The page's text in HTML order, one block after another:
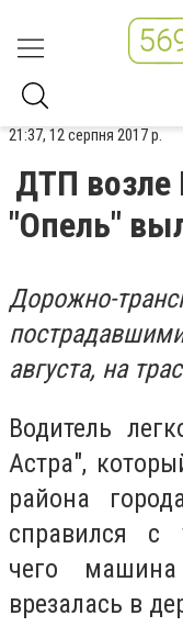
21:37, 12 серпня 2017 р.
ДТП возле
"Опель"
Дорожно-
августа, на
Водитель
Астра",
района
справился с
чего
врезалась в